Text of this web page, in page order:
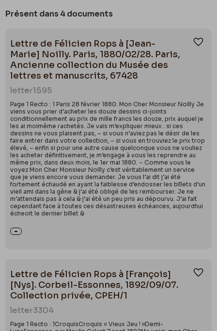
Présent dans 4 documents
Lettre de Félicien Rops à [Jean-
Marie] Noilly. Paris, 1880/02/28. Paris,
Ancienne collection du Musée des
lettres et manuscrits, 67428
letter1595
Page 1 Recto : 1 Paris 28 février 1880. Mon Cher Monsieur Noilly Je
viens vous prier d’acheter les douze dessins ci-joints
conditionnellement au prix de mille francs les douze, prix auquel je
les ai moimême rachetés. Je vais m’expliquer mieux : si ces
dessins ne vous plaisent pas, – si vous n’aviez pas le désir de les
faire entrer dans votre collection, – si vous en trouviez le prix trop
élevé, – enfin si pour une autre cause quelconque vous ne vouliez
les acheter définitivement, je m’engage à vous les reprendre au
même prix, dans deux mois, le 1er mai 1880. – Comme vous le
voyez Mon Cher Monsieur Noilly c’est véritablement un service
que je viens encore vous demander. Je vous l’ai dit j’ai été
fortement échaudé en ayant la faiblesse d’endosser les billets d’un
vieil ami dans la gêne & j’ai été obligé de les rembourser. Je ne
m’attendais pas à cela & j’ai été un peu pris au dépourvu. J’ai fait
cependant face à toutes ces désastreuses échéances, aujourdhui
écheoit le dernier billet &
Lettre de Félicien Rops à [François]
[Nys]. Corbeil-Essonnes, 1892/09/07.
Collection privée, CPEH/1
letter3304
Page 1 Recto : 1CroquisCroquis « Vieux Jeu ! »Demi-